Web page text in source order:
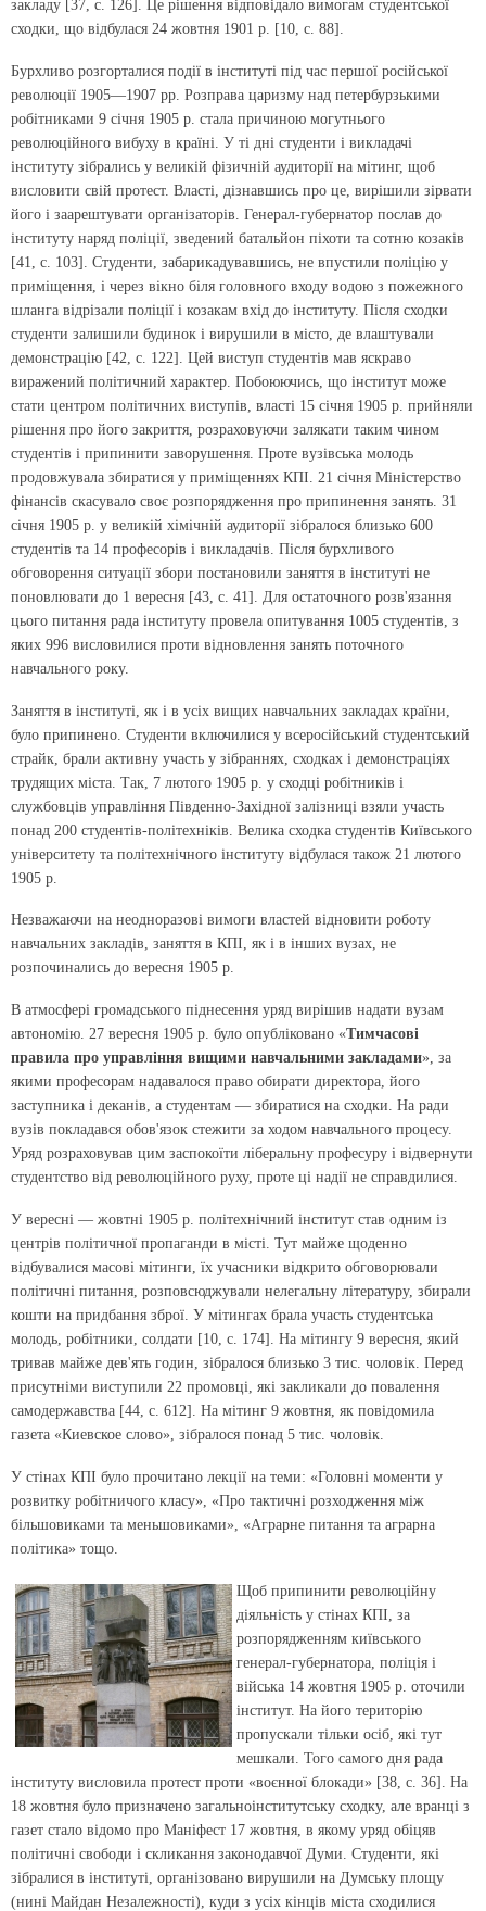
закладу [37, с. 126]. Це рішення відповідало вимогам студентської
сходки, що відбулася 24 жовтня 1901 р. [10, с. 88].
Бурхливо розгорталися події в інституті під час першої російської
революції 1905—1907 рр. Розправа царизму над петербурзькими
робітниками 9 січня 1905 р. стала причиною могутнього
революційного вибуху в країні. У ті дні студенти і викладачі
інституту зібрались у великій фізичній аудиторії на мітинг, щоб
висловити свій протест. Власті, дізнавшись про це, вирішили зірвати
його і заарештувати організаторів. Генерал-губернатор послав до
інституту наряд поліції, зведений батальйон піхоти та сотню козаків
[41, с. 103]. Студенти, забарикадувавшись, не впустили поліцію у
приміщення, і через вікно біля головного входу водою з пожежного
шланга відрізали поліції і козакам вхід до інституту. Після сходки
студенти залишили будинок і вирушили в місто, де влаштували
демонстрацію [42, с. 122]. Цей виступ студентів мав яскраво
виражений політичний характер. Побоюючись, що інститут може
стати центром політичних виступів, власті 15 січня 1905 р. прийняли
рішення про його закриття, розраховуючи залякати таким чином
студентів і припинити заворушення. Проте вузівська молодь
продовжувала збиратися у приміщеннях КПІ. 21 січня Міністерство
фінансів скасувало своє розпорядження про припинення занять. 31
січня 1905 р. у великій хімічній аудиторії зібралося близько 600
студентів та 14 професорів і викладачів. Після бурхливого
обговорення ситуації збори постановили заняття в інституті не
поновлювати до 1 вересня [43, с. 41]. Для остаточного розв'язання
цього питання рада інституту провела опитування 1005 студентів, з
яких 996 висловилися проти відновлення занять поточного
навчального року.
Заняття в інституті, як і в усіх вищих навчальних закладах країни,
було припинено. Студенти включилися у всеросійський студентський
страйк, брали активну участь у зібраннях, сходках і демонстраціях
трудящих міста. Так, 7 лютого 1905 р. у сходці робітників і
службовців управління Південно-Західної залізниці взяли участь
понад 200 студентів-політехніків. Велика сходка студентів Київського
університету та політехнічного інституту відбулася також 21 лютого
1905 р.
Незважаючи на неодноразові вимоги властей відновити роботу
навчальних закладів, заняття в КПІ, як і в інших вузах, не
розпочинались до вересня 1905 р.
В атмосфері громадського піднесення уряд вирішив надати вузам
автономію. 27 вересня 1905 р. було опубліковано «Тимчасові
правила про управління вищими навчальними закладами», за
якими професорам надавалося право обирати директора, його
заступника і деканів, а студентам — збиратися на сходки. На ради
вузів покладався обов'язок стежити за ходом навчального процесу.
Уряд розраховував цим заспокоїти ліберальну професуру і відвернути
студентство від революційного руху, проте ці надії не справдилися.
У вересні — жовтні 1905 р. політехнічний інститут став одним із
центрів політичної пропаганди в місті. Тут майже щоденно
відбувалися масові мітинги, їх учасники відкрито обговорювали
політичні питання, розповсюджували нелегальну літературу, збирали
кошти на придбання зброї. У мітингах брала участь студентська
молодь, робітники, солдати [10, с. 174]. На мітингу 9 вересня, який
тривав майже дев'ять годин, зібралося близько 3 тис. чоловік. Перед
присутніми виступили 22 промовці, які закликали до повалення
самодержавства [44, с. 612]. На мітинг 9 жовтня, як повідомила
газета «Киевское слово», зібралося понад 5 тис. чоловік.
У стінах КПІ було прочитано лекції на теми: «Головні моменти у
розвитку робітничого класу», «Про тактичні розходження між
більшовиками та меньшовиками», «Аграрне питання та аграрна
політика» тощо.
Щоб припинити революційну
діяльність у стінах КПІ, за
розпорядженням київського
генерал-губернатора, поліція і
війська 14 жовтня 1905 р. оточили
інститут. На його територію
пропускали тільки осіб, які тут
мешкали. Того самого дня рада
інституту висловила протест проти «воєнної блокади» [38, с. 36]. На
18 жовтня було призначено загальноінститутську сходку, але вранці з
газет стало відомо про Маніфест 17 жовтня, в якому уряд обіцяв
політичні свободи і скликання законодавчої Думи. Студенти, які
зібралися в інституті, організовано вирушили на Думську площу
(нині Майдан Незалежності), куди з усіх кінців міста сходилися